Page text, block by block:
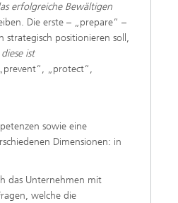
erfolgreiche Bewältigen
Die erste – „prepare“ –
strategisch positionieren soll,
ist
„protect“,
sowie eine
Dimensionen: in
das Unternehmen mit
welche die